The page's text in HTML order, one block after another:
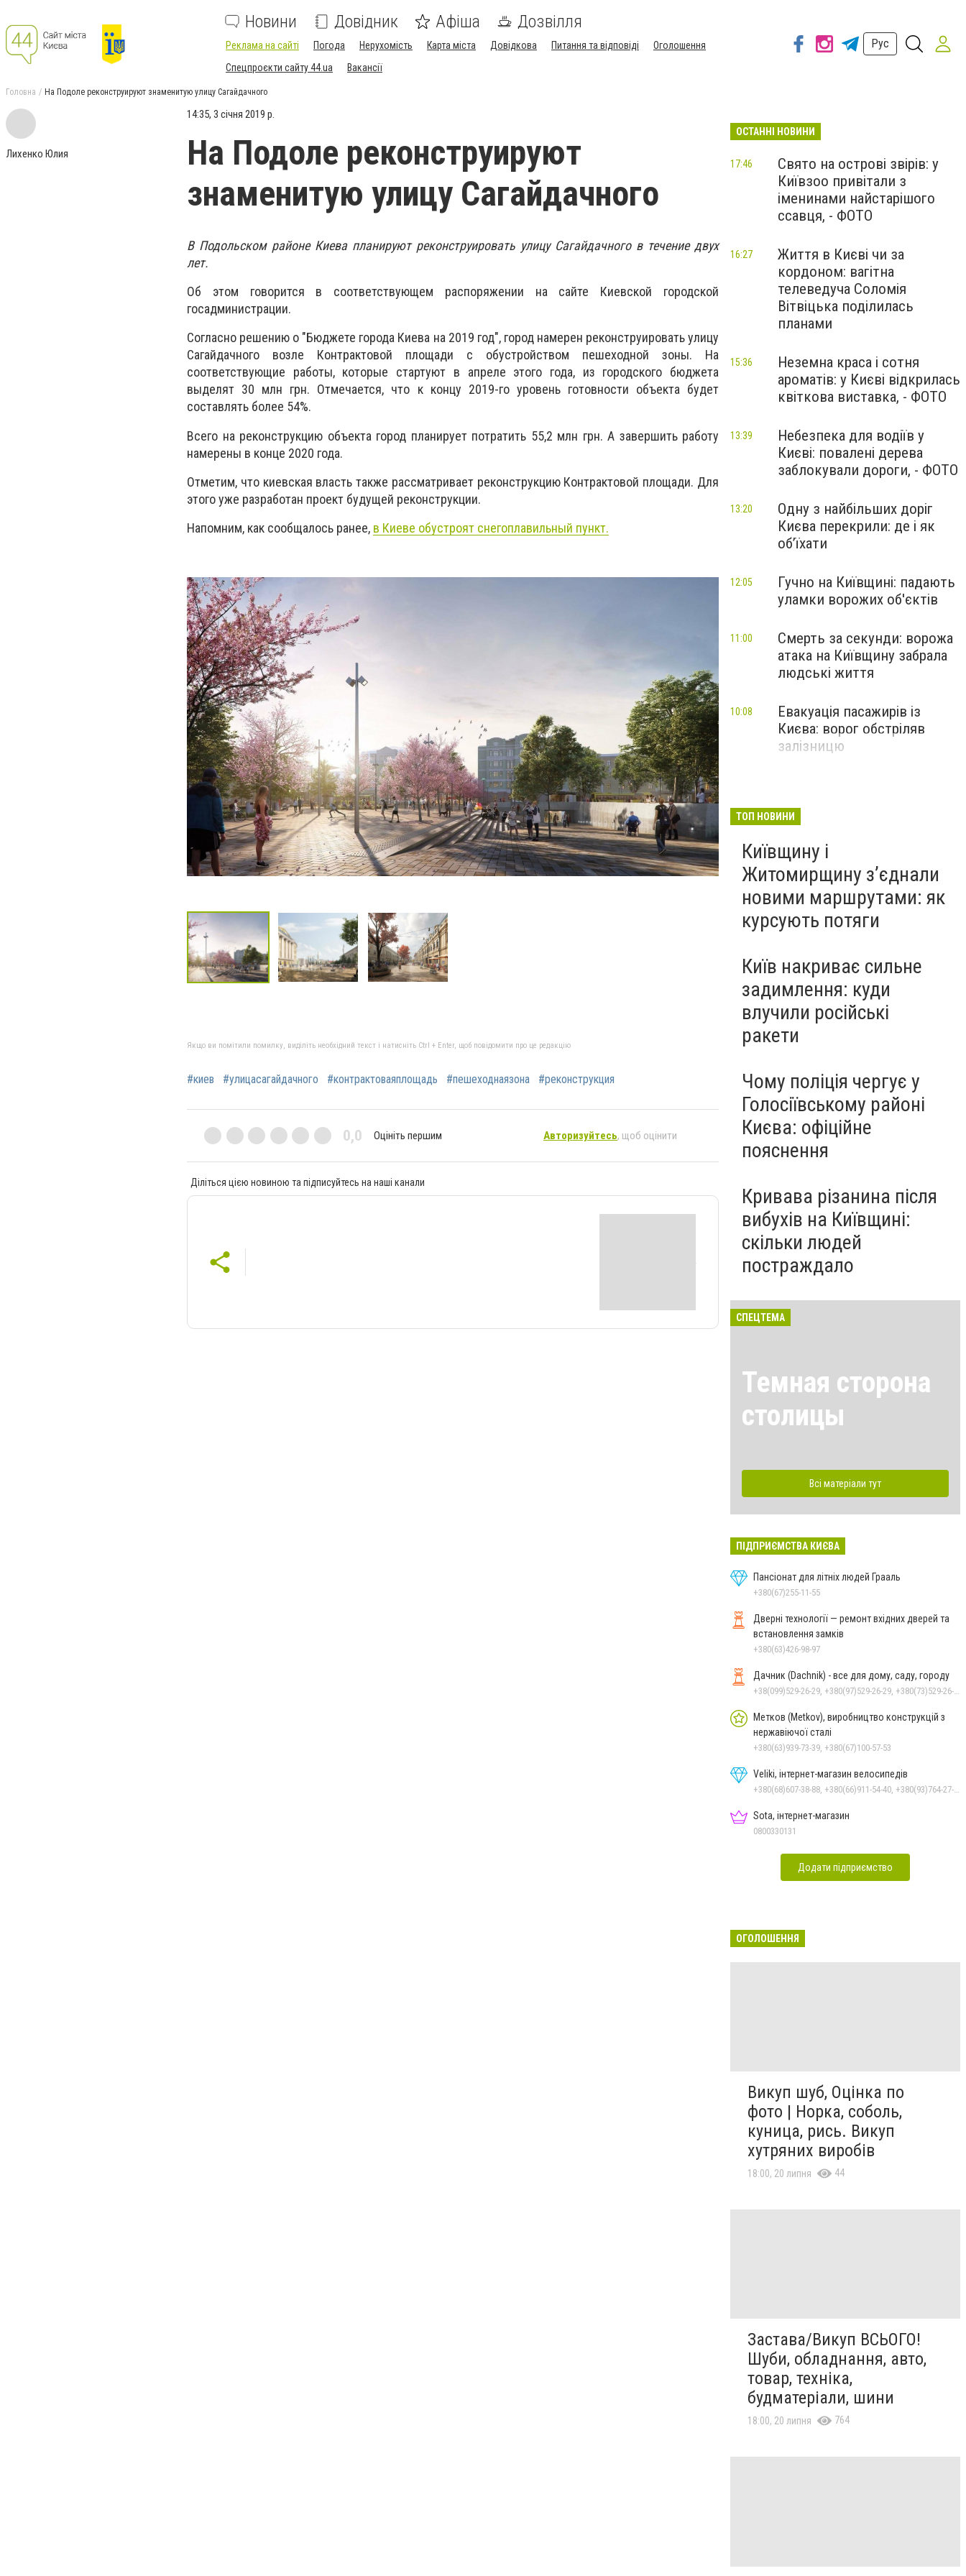
Новини Довідник Афіша Дозвілля
Реклама на сайті Погода Нерухомість Карта міста Довідкова Питання та відповіді
Оголошення
Спецпроєкти сайту 44.ua
Вакансії
Рус
Головна На Подоле реконструируют знаменитую улицу Сагайдачного
Лихенко Юлия
14:35, 3 січня 2019 р.
На Подоле реконструируют
знаменитую улицу Сагайдачного
В Подольском районе Киева планируют реконструировать улицу Сагайдачного в течение двух
лет.
Об этом говорится в соответствующем распоряжении на сайте Киевской городской
госадминистрации.
Согласно решению о "Бюджете города Киева на 2019 год", город намерен реконструировать улицу
Сагайдачного возле Контрактовой площади с обустройством пешеходной зоны. На
соответствующие работы, которые стартуют в апреле этого года, из городского бюджета
выделят 30 млн грн. Отмечается, что к концу 2019-го уровень готовности объекта будет
составлять более 54%.
Всего на реконструкцию объекта город планирует потратить 55,2 млн грн. А завершить работу
намерены в конце 2020 года.
Отметим, что киевская власть также рассматривает реконструкцию Контрактовой площади. Для
этого уже разработан проект будущей реконструкции.
Напомним, как сообщалось ранее, в Киеве обустроят снегоплавильный пункт.
Якщо ви помітили помилку, виділіть необхідний текст і натисніть Ctrl + Enter, щоб повідомити про це редакцію
#киев #улицасагайдачного #контрактоваяплощадь #пешеходнаязона #реконструкция
0,0 Оцініть першим Авторизуйтесь, щоб оцінити
Діліться цією новиною та підписуйтесь на наші канали
ОСТАННІ НОВИНИ
Свято на острові звірів: у
Київзоо привітали з
іменинами найстарішого
ссавця, - ФОТО
17:46
Життя в Києві чи за
кордоном: вагітна
телеведуча Соломія
Вітвіцька поділилась
планами
16:27
Неземна краса і сотня
ароматів: у Києві відкрилась
квіткова виставка, - ФОТО
15:36
Небезпека для водіїв у
Києві: повалені дерева
заблокували дороги, - ФОТО
13:39
Одну з найбільших доріг
Києва перекрили: де і як
об’їхати
13:20
Гучно на Київщині: падають
уламки ворожих об'єктів
12:05
Смерть за секунди: ворожа
атака на Київщину забрала
людські життя
11:00
Евакуація пасажирів із
Києва: ворог обстріляв
залізницю
10:08
ТОП НОВИНИ
Київщину і
Житомирщину з’єднали
новими маршрутами: як
курсують потяги
Київ накриває сильне
задимлення: куди
влучили російські
ракети
Чому поліція чергує у
Голосіївському районі
Києва: офіційне
пояснення
Кривава різанина після
вибухів на Київщині:
скільки людей
постраждало
СПЕЦТЕМА
Темная сторона
столицы
Всі матеріали тут
ПІДПРИЄМСТВА КИЄВА
Пансіонат для літніх людей Грааль
+380(67)255-11-55
Дверні технології — ремонт вхідних дверей та
встановлення замків
+380(63)426-98-97
Дачник (Dachnik) - все для дому, саду, городу
Метков (Metkov), виробництво конструкцій з
нержавіючої сталі
+380(63)939-73-39, +380(67)100-57-53
Veliki, інтернет-магазин велосипедів
Sota, інтернет-магазин
0800330131
Додати підприємство
ОГОЛОШЕННЯ
Викуп шуб, Оцінка по
фото | Норка, соболь,
куница, рись. Викуп
хутряних виробів
18:00, 20 липня 44
Застава/Викуп ВСЬОГО!
Шуби, обладнання, авто,
товар, техніка,
будматеріали, шини
18:00, 20 липня 764